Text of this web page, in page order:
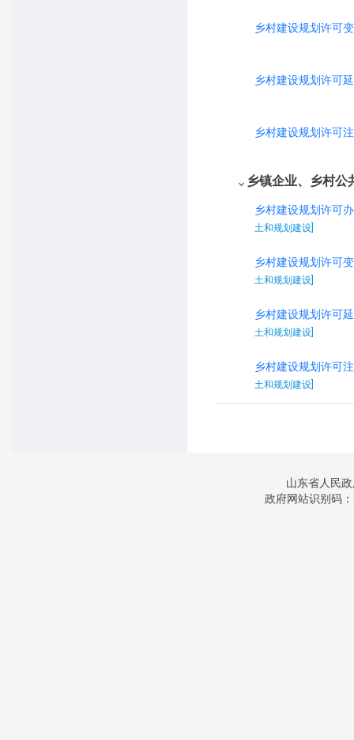
乡村建设规划许可
乡村建设规划许可
乡村建设规划许可
乡镇企业、乡村公
乡村建设规划许可
土和规划建设]
乡村建设规划许可
土和规划建设]
乡村建设规划许可
土和规划建设]
乡村建设规划许可
土和规划建设]
山东省人民
政府网站识别码